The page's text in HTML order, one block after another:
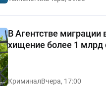
В Агентстве миграции
хищение более 1 млрд
КриминалВчера, 17:00